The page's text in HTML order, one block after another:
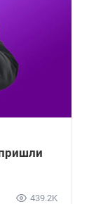
439.2K